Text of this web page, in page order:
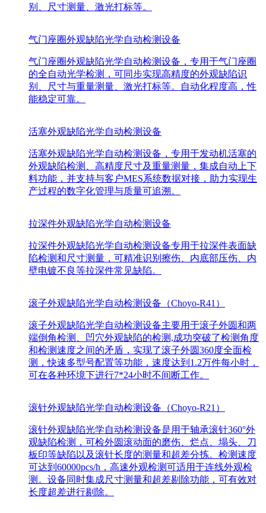
别、尺寸测量、激光打标等。
气门座圈外观缺陷光学自动检测设备
气门座圈外观缺陷光学自动检测设备，专用于气门座圈
的全自动光学检测，可同步实现高精度的外观缺陷识
别、尺寸与重量测量、激光打标等。自动化程度高，性
能稳定可靠。
活塞外观缺陷光学自动检测设备
活塞外观缺陷光学自动检测设备，专用于发动机活塞的
外观缺陷检测、高精度尺寸及重量测量，集成自动上下
料功能，并支持与客户MES系统数据对接，助力实现生
产过程的数字化管理与质量可追溯。
拉深件外观缺陷光学自动检测设备
拉深件外观缺陷光学自动检测设备专用于拉深件表面缺
陷检测和尺寸测量，可精准识别擦伤、内底部压伤、内
壁电镀不良等拉深件常见缺陷。
滚子外观缺陷光学自动检测设备（Choyo-R41）
滚子外观缺陷光学自动检测设备主要用于滚子外圆和两
端倒角检测、凹穴外观缺陷的检测,成功突破了检测角度
和检测速度之间的矛盾，实现了滚子外圆360度全面检
测，快速多型号配置等功能，速度达到1.2万件每小时，
可在各种环境下进行7*24小时不间断工作。
滚针外观缺陷光学自动检测设备（Choyo-R21）
滚针外观缺陷光学自动检测设备是用于轴承滚针360°外
观缺陷检测，可检外圆滚动面的磨伤、烂点、塌头、刀
板印等缺陷以及滚针长度的测量和超差分拣。检测速度
可达到60000pcs/h，高速外观检测可适用于连线外观检
测。设备同时集成尺寸测量和超差剔除功能，可有效对
长度超差进行剔除。